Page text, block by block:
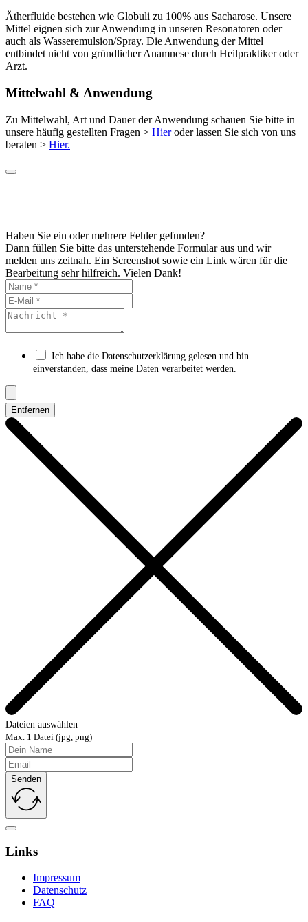
Ätherfluide bestehen wie Globuli zu 100% aus Sacharose. Unsere
Mittel eignen sich zur Anwendung in unseren Resonatoren oder
auch als Wasseremulsion/Spray. Die Anwendung der Mittel
entbindet nicht von gründlicher Anamnese durch Heilpraktiker oder
Arzt.
Mittelwahl & Anwendung
Zu Mittelwahl, Art und Dauer der Anwendung schauen Sie bitte in
unsere häufig gestellten Fragen > Hieroder lassen Sie sich von uns
beraten > Hier.
Haben Sie ein oder mehrere Fehler gefunden?
Dann füllen Sie bitte das unterstehende Formular aus und wir
melden uns zeitnah. Ein Screenshot sowie ein Link wären für die
Bearbeitung sehr hilfreich. Vielen Dank!
Ich habe die Datenschutzerklärung gelesen und bin
einverstanden, dass meine Daten verarbeitet werden.
Entfernen
Dateien auswählen
Max. 1 Datei (jpg, png)
Senden
Links
Impressum
Datenschutz
FAQ